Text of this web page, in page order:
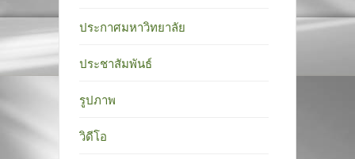
ประกาศมหาวิทยาลัย
ประชาสัมพันธ์
รูปภาพ
วิดีโอ